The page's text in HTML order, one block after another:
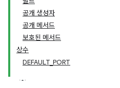
공개 생성자
공개 메서드
보호된 메서드
상수
DEFAULT_PORT